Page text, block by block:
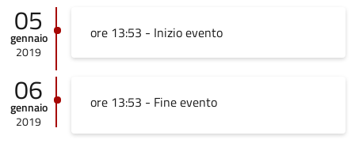
05
gennaio
2019
ore 13:53 - Inizio evento
06
gennaio
2019
ore 13:53 - Fine evento